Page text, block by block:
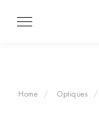
Home Optiques